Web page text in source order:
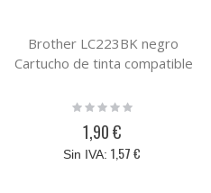
Brother LC223BK negro
Cartucho de tinta compatible
Rating:
1,90 €
1,57 €